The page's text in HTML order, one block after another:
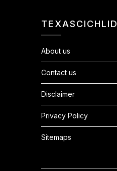
TEXASCICHLID
About us
Contact us
Disclaimer
Privacy Policy
Sitemaps